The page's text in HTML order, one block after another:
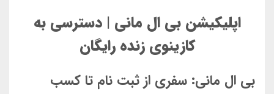
اپلیکیشن بی ال مانی | دسترسی به
کازینوی زنده رایگان
بی ال مانی: سفری از ثبت نام تا کسب